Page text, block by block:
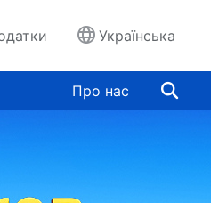
Українська
Про нас